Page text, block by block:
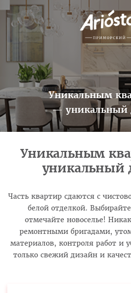
Уникальным
— уникальный
Уникальным
уникальный
Часть квартир сдаются с
белой отделкой.
отмечайте новоселье!
ремонтными бригадами,
материалов, контроля работ и
только свежий дизайн и